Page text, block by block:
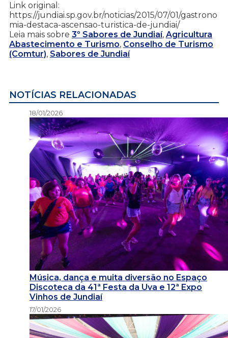
Link original:
https://jundiai.sp.gov.br/noticias/2015/07/01/gastrono
mia-destaca-ascensao-turistica-de-jundiai/
Leia mais sobre 3º Sabores de Jundiaí, Agricultura
Abastecimento e Turismo, Conselho de Turismo
(Comtur), Sabores de Jundiaí
NOTÍCIAS RELACIONADAS
18/01/2026
Música, dança e muita diversão no Espaço
Discoteca da 41ª Festa da Uva e 12ª Expo
Vinhos de Jundiaí
17/01/2026